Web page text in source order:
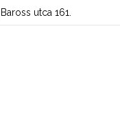
utca 161.